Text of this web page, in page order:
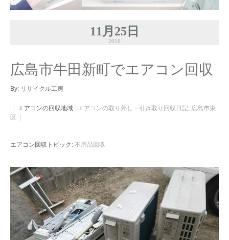
11月25日
2016
広島市牛田新町でエアコン回収
By: リサイクル工房
エアコンの回収地域 : エアコンの取り外し・引き取り回収日記 広島市東
区
エアコン回収トピック: 不用品回収